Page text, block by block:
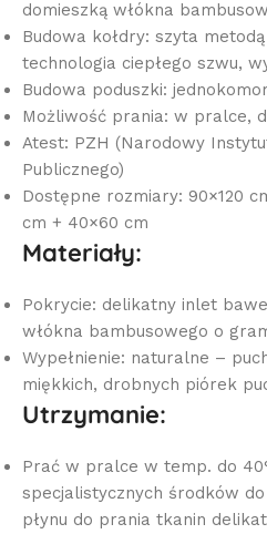
domieszką włókna
Budowa kołdry: szyta
technologia ciepłego szwu,
Budowa poduszki:
Możliwość prania: w pralce,
Atest: PZH (Narodowy
Publicznego)
Dostępne rozmiary: 90×120
cm + 40×60 cm
Materiały:
Pokrycie: delikatny inlet
włókna bambusowego o
Wypełnienie: naturalne –
miękkich, drobnych piórek
Utrzymanie:
Prać w pralce w temp. do
specjalistycznych środków
płynu do prania tkanin